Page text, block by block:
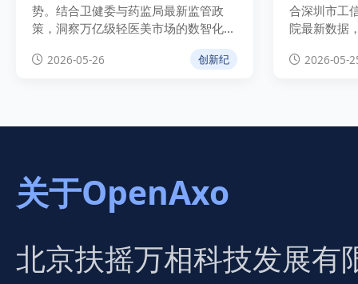
势。结合卫健委与药监局最新监管政
策，洞察万亿级轻医美市场的数智化重
构逻辑，拆解智能皮肤检测、AI辅助诊
疗与全链条溯源等高价值应用场景，为
2026-05-26 创新纪
合深圳市工
院最新数据
策驱动、头
2026-05-
关于OpenAxo
北京扶摇万相科技发展有